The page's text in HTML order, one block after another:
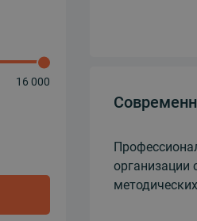
16 000
организации